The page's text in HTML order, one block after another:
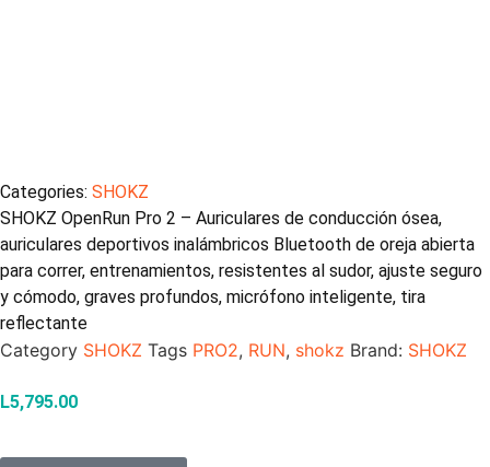
Categories: SHOKZ
SHOKZ OpenRun Pro 2 – Auriculares de conducción ósea,
auriculares deportivos inalámbricos Bluetooth de oreja abierta
para correr, entrenamientos, resistentes al sudor, ajuste seguro
y cómodo, graves profundos, micrófono inteligente, tira
reflectante
Category SHOKZ Tags PRO2, RUN, shokz Brand: SHOKZ
L5,795.00